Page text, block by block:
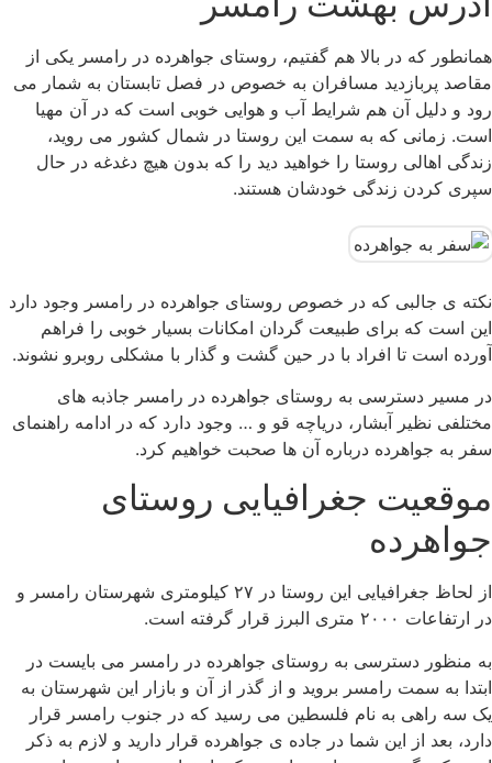
همانطور که در بالا هم گفتیم، روستای جواهرده در رامسر یکی از
مقاصد پربازدید مسافران به خصوص در فصل تابستان به شمار می
رود و دلیل آن هم شرایط آب و هوایی خوبی است که در آن مهیا
است. زمانی که به سمت این روستا در شمال کشور می روید،
زندگی اهالی روستا را خواهید دید را که بدون هیچ دغدغه در حال
سپری کردن زندگی خودشان هستند.
نکته ی جالبی که در خصوص روستای جواهرده در رامسر وجود دارد
این است که برای طبیعت گردان امکانات بسیار خوبی را فراهم
آورده است تا افراد با در حین گشت و گذار با مشکلی روبرو نشوند.
در مسیر دسترسی به روستای جواهرده در رامسر جاذبه های
مختلفی نظیر آبشار، دریاچه قو و … وجود دارد که در ادامه راهنمای
سفر به جواهرده درباره آن ها صحبت خواهیم کرد.
موقعیت جغرافیایی روستای
جواهرده
از لحاظ جغرافیایی این روستا در ۲۷ کیلومتری شهرستان رامسر و
در ارتفاعات ۲۰۰۰ متری البرز قرار گرفته است.
به منظور دسترسی به روستای جواهرده در رامسر می بایست در
ابتدا به سمت رامسر بروید و از گذر از آن و بازار این شهرستان به
یک سه راهی به نام فلسطین می رسید که در جنوب رامسر قرار
دارد، بعد از این شما در جاده ی جواهرده قرار دارید و لازم به ذکر